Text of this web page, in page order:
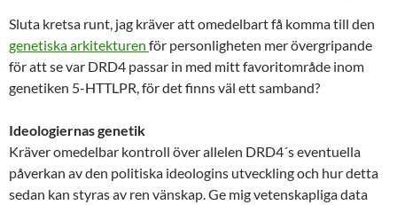
Sluta kretsa runt, jag kräver att omedelbart få komma till den
genetiska arkitekturen för personligheten mer övergripande
för att se var DRD4 passar in med mitt favoritområde inom
genetiken 5-HTTLPR, för det finns väl ett samband?
Ideologiernas genetik
Kräver omedelbar kontroll över allelen DRD4´s eventuella
påverkan av den politiska ideologins utveckling och hur detta
sedan kan styras av ren vänskap. Ge mig vetenskapliga data